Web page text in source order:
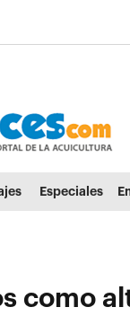
Especiales
como